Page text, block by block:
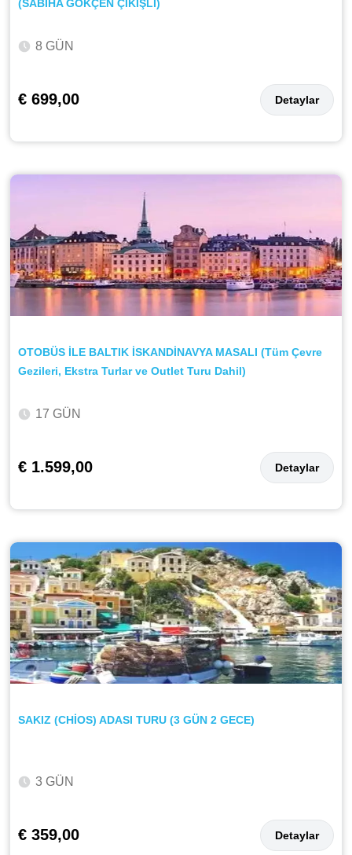
(SABİHA GÖKÇEN ÇIKIŞLI)
8 GÜN
€ 699,00 Detaylar
OTOBÜS İLE BALTIK İSKANDİNAVYA MASALI (Tüm Çevre
Gezileri, Ekstra Turlar ve Outlet Turu Dahil)
17 GÜN
€ 1.599,00 Detaylar
SAKIZ (CHİOS) ADASI TURU (3 GÜN 2 GECE)
3 GÜN
€ 359,00 Detaylar